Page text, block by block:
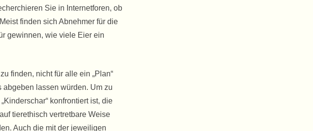
Sie in Internetforen, ob
finden sich Abnehmer für die
gewinnen, wie viele Eier ein
finden, nicht für alle ein „Plan“
lassen würden. Um zu
konfrontiert ist, die
tierethisch vertretbare Weise
Auch die mit der jeweiligen